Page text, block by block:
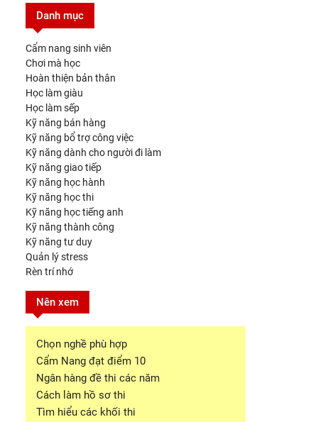
Danh mục
Cẩm nang sinh viên
Chơi mà học
Hoàn thiện bản thân
Học làm giàu
Học làm sếp
Kỹ năng bán hàng
Kỹ năng bổ trợ công việc
Kỹ năng dành cho người đi làm
Kỹ năng giao tiếp
Kỹ năng học hành
Kỹ năng học thi
Kỹ năng học tiếng anh
Kỹ năng thành công
Kỹ năng tư duy
Quản lý stress
Rèn trí nhớ
Nên xem
Chọn nghề phù hợp
Cẩm Nang đạt điểm 10
Ngân hàng đề thi các năm
Cách làm hồ sơ thi
Tìm hiểu các khối thi